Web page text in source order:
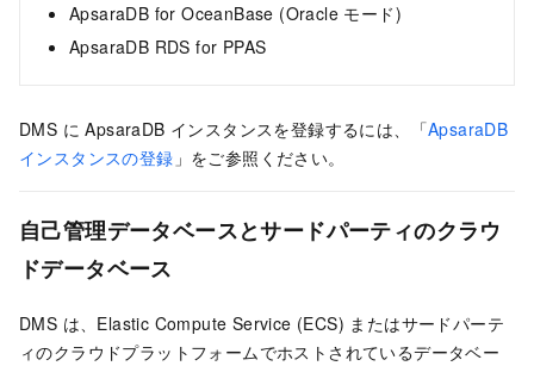
ApsaraDB for OceanBase (Oracle モード)
ApsaraDB RDS for PPAS
DMS に ApsaraDB インスタンスを登録するには、「ApsaraDB
インスタンスの登録 」をご参照ください。
自己管理データベースとサードパーティのクラウ
ドデータベース
DMS は、Elastic Compute Service (ECS) またはサードパーテ
ィのクラウドプラットフォームでホストされているデータベー